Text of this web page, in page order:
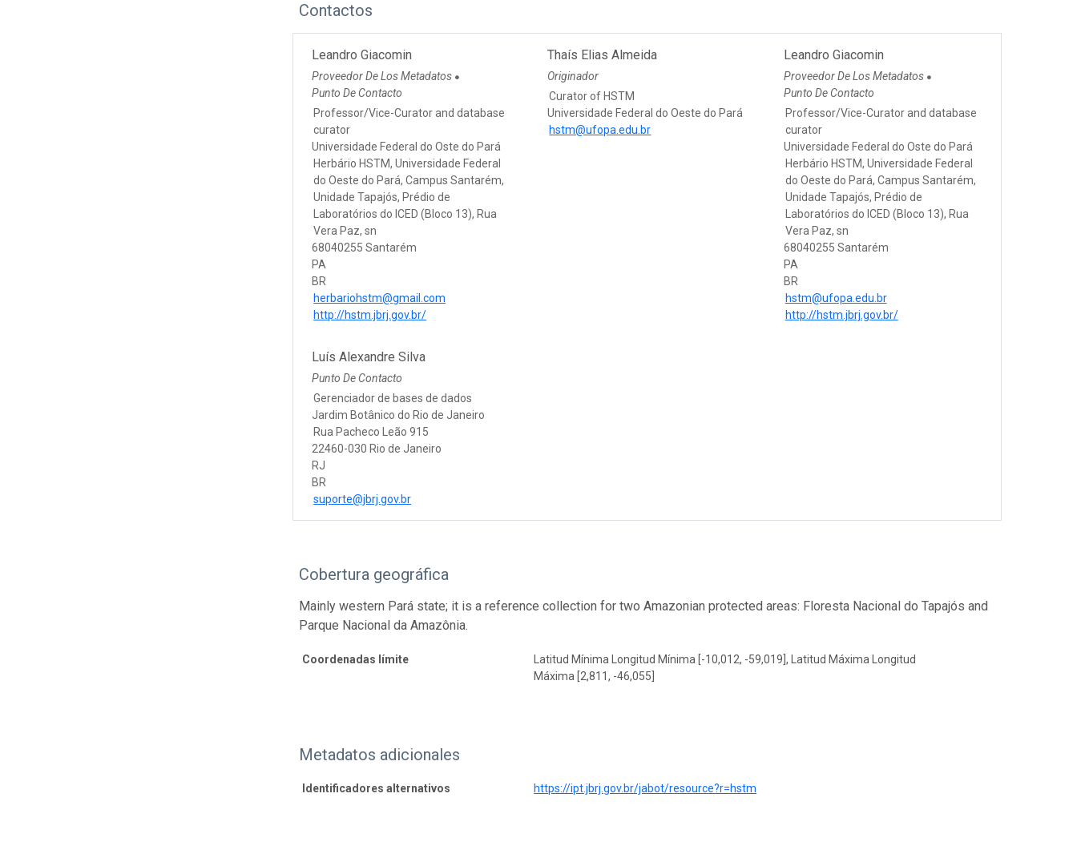
Contactos
Leandro Giacomin
Proveedor De Los Metadatos ●
Punto De Contacto
Professor/Vice-Curator and database
curator
Universidade Federal do Oste do Pará
Herbário HSTM, Universidade Federal
do Oeste do Pará, Campus Santarém,
Unidade Tapajós, Prédio de
Laboratórios do ICED (Bloco 13), Rua
Vera Paz, sn
68040255 Santarém
PA
BR
herbariohstm@gmail.com
http://hstm.jbrj.gov.br/
Thaís Elias Almeida
Originador
Curator of HSTM
Universidade Federal do Oeste do Pará
hstm@ufopa.edu.br
Leandro Giacomin
Proveedor De Los Metadatos ●
Punto De Contacto
Professor/Vice-Curator and database
curator
Universidade Federal do Oste do Pará
Herbário HSTM, Universidade Federal
do Oeste do Pará, Campus Santarém,
Unidade Tapajós, Prédio de
Laboratórios do ICED (Bloco 13), Rua
Vera Paz, sn
68040255 Santarém
PA
BR
hstm@ufopa.edu.br
http://hstm.jbrj.gov.br/
Luís Alexandre Silva
Punto De Contacto
Gerenciador de bases de dados
Jardim Botânico do Rio de Janeiro
Rua Pacheco Leão 915
22460-030 Rio de Janeiro
RJ
BR
suporte@jbrj.gov.br
Cobertura geográfica
Mainly western Pará state; it is a reference collection for two Amazonian protected areas: Floresta Nacional do Tapajós and
Parque Nacional da Amazônia.
Coordenadas límite
Latitud Mínima Longitud Mínima [-10,012, -59,019], Latitud Máxima Longitud
Máxima [2,811, -46,055]
Metadatos adicionales
Identificadores alternativos https://ipt.jbrj.gov.br/jabot/resource?r=hstm